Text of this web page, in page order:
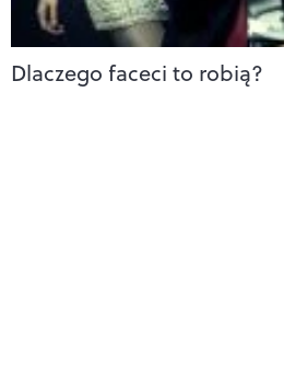
Dlaczego faceci to robią?